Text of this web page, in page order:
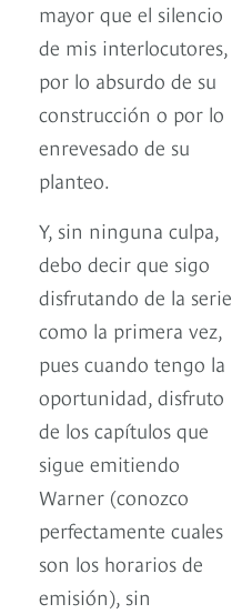
mayor que el silencio
de mis interlocutores,
por lo absurdo de su
construcción o por lo
enrevesado de su
planteo.
Y, sin ninguna culpa,
debo decir que sigo
disfrutando de la serie
como la primera vez,
pues cuando tengo la
oportunidad, disfruto
de los capítulos que
sigue emitiendo
Warner (conozco
perfectamente cuales
son los horarios de
emisión), sin